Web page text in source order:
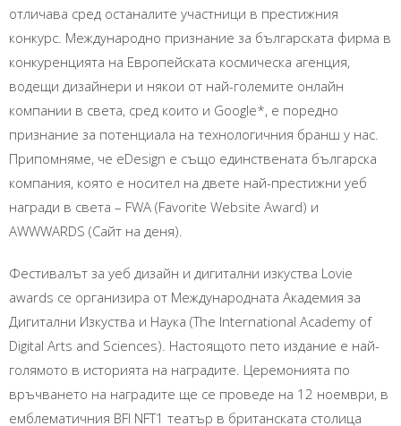
отличава сред останалите участници в престижния
конкурс. Международно признание за българската фирма в
конкуренцията на Европейската космическа агенция,
водещи дизайнери и някои от най-големите онлайн
компании в света, сред които и Google*, е поредно
признание за потенциала на технологичния бранш у нас.
Припомняме, че eDesign е също единствената българска
компания, която е носител на двете най-престижни уеб
награди в света – FWA (Favorite Website Award) и
AWWWARDS (Сайт на деня).
Фестивалът за уеб дизайн и дигитални изкуства Lovie
awards се организира от Международната Академия за
Дигитални Изкуства и Наука (The International Academy of
Digital Arts and Sciences). Настоящото пето издание е най-
голямото в историята на наградите. Церемонията по
връчването на наградите ще се проведе на 12 ноември, в
емблематичния BFI NFT1 театър в британската столица